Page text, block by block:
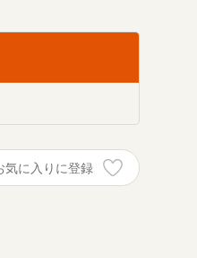
気に入りに登録